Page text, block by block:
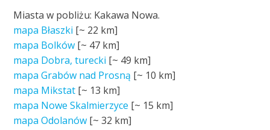
Miasta w pobliżu: Kakawa Nowa.
mapa Błaszki [~ 22 km]
mapa Bolków [~ 47 km]
mapa Dobra, turecki [~ 49 km]
mapa Grabów nad Prosną [~ 10 km]
mapa Mikstat [~ 13 km]
mapa Nowe Skalmierzyce [~ 15 km]
mapa Odolanów [~32 km]